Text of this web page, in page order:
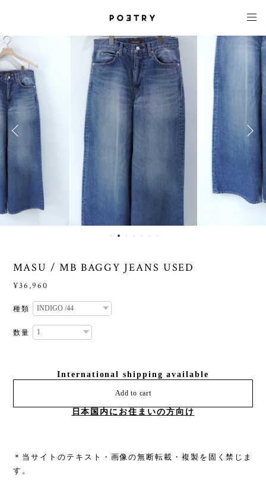
MASU / MB BAGGY JEANS USED
¥36,960
種類
数量
International shipping available
Add to cart
日本国内にお住まいの方向け
＊当サイトのテキスト・画像の無断転載・複製を固く禁じま
す。